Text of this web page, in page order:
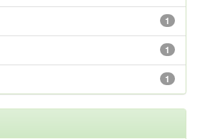
1
1
1